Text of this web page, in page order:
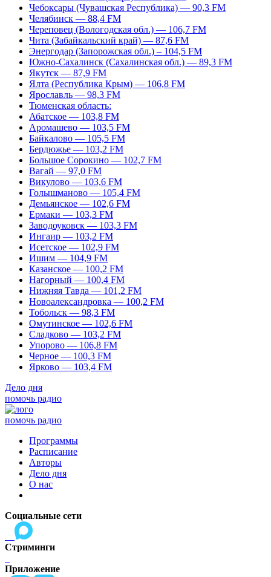
Чебоксары (Чувашская Республика) — 90,3 FM
Челябинск — 88,4 FM
Череповец (Вологодская обл.) — 106,7 FM
Чита (Забайкальский край) — 87,6 FM
Энергодар (Запорожская обл.) – 104,5 FM
Южно-Сахалинск (Сахалинская обл.) — 89,3 FM
Якутск — 87,9 FM
Ялта (Республика Крым) — 106,8 FM
Ярославль — 98,3 FM
Тюменская область:
Абатское — 103,8 FM
Аромашево — 103,5 FM
Байкалово — 105,5 FM
Бердюжье — 103,2 FM
Большое Сорокино — 102,7 FM
Вагай — 97,0 FM
Викулово — 103,6 FM
Голышманово — 105,4 FM
Демьянское — 102,6 FM
Ермаки — 103,3 FM
Заводоуковск — 103,3 FM
Ингаир — 103,2 FM
Исетское — 102,9 FM
Ишим — 104,9 FM
Казанское — 100,2 FM
Нагорный — 100,4 FM
Нижняя Тавда — 101,2 FM
Новоалександровка — 100,2 FM
Тобольск — 98,3 FM
Омутинское — 102,6 FM
Сладково — 103,2 FM
Упорово — 106,8 FM
Черное — 100,3 FM
Ярково — 103,4 FM
Дело дня
помочь радио
помочь радио
Программы
Расписание
Авторы
Дело дня
О нас
Социальные сети
Стриминги
Приложение